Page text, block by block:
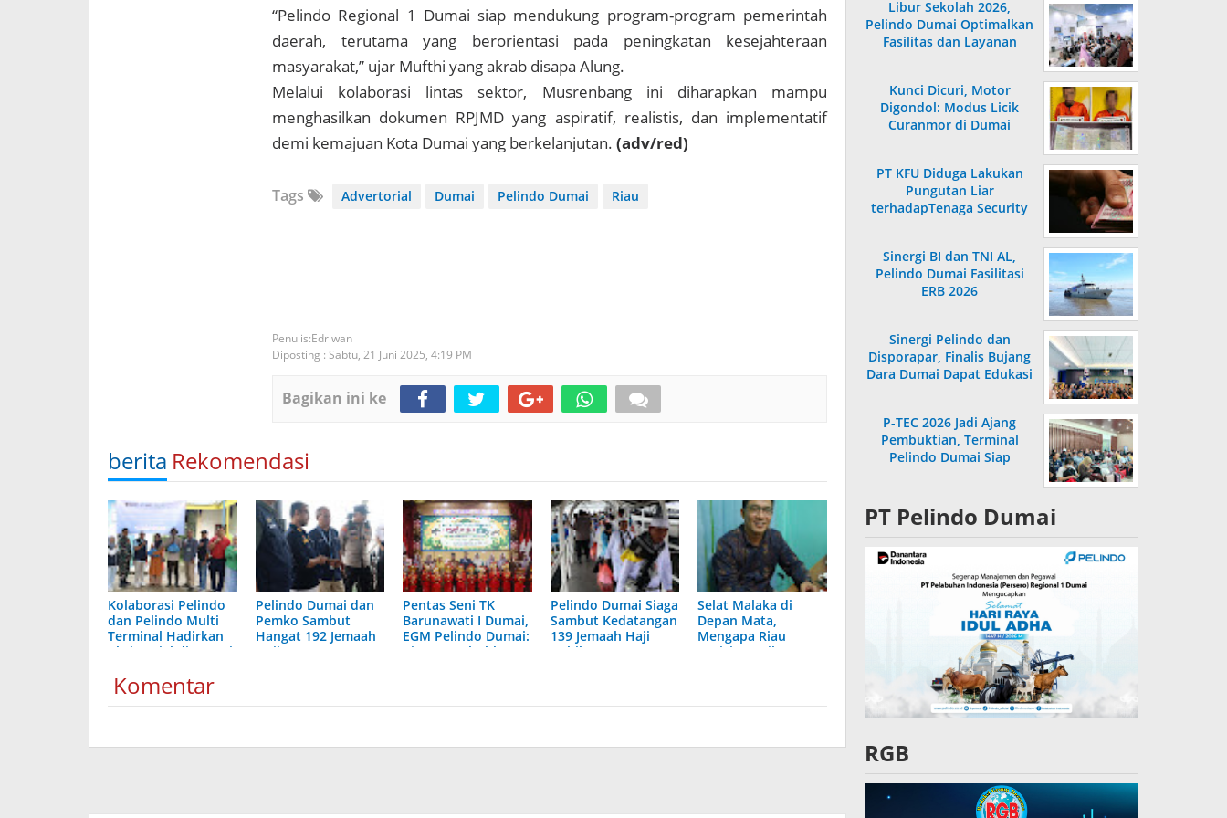
“Pelindo Regional 1 Dumai siap mendukung program-program pemerintah
daerah, terutama yang berorientasi pada peningkatan kesejahteraan
masyarakat,” ujar Mufthi yang akrab disapa Alung.
Melalui kolaborasi lintas sektor, Musrenbang ini diharapkan mampu
menghasilkan dokumen RPJMD yang aspiratif, realistis, dan implementatif
demi kemajuan Kota Dumai yang berkelanjutan. (adv/red)
Tags Advertorial Dumai Pelindo Dumai Riau
Edriwan
Diposting : Sabtu, 21 Juni 2025, 4:19 PM
Bagikan ini ke
berita Rekomendasi
Kolaborasi Pelindo
dan Pelindo Multi
Terminal Hadirkan
Aksi Sosial di Dumai
Pelindo Dumai dan
Pemko Sambut
Hangat 192 Jemaah
Haji
Pentas Seni TK
Barunawati I Dumai,
EGM Pelindo Dumai:
Ajang Tumbuhkan
Pelindo Dumai Siaga
Sambut Kedatangan
139 Jemaah Haji
Rohil
Selat Malaka di
Depan Mata,
Mengapa Riau
Pesisir Masih
Komentar
Libur Sekolah 2026,
Pelindo Dumai Optimalkan
Fasilitas dan Layanan
Kunci Dicuri, Motor
Digondol: Modus Licik
Curanmor di Dumai
PT KFU Diduga Lakukan
Pungutan Liar
terhadapTenaga Security
Sinergi BI dan TNI AL,
Pelindo Dumai Fasilitasi
ERB 2026
Sinergi Pelindo dan
Disporapar, Finalis Bujang
Dara Dumai Dapat Edukasi
P-TEC 2026 Jadi Ajang
Pembuktian, Terminal
Pelindo Dumai Siap
PT Pelindo Dumai
RGB